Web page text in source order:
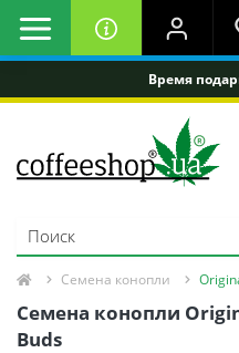
Время
Семена конопли
Семена конопли
Buds